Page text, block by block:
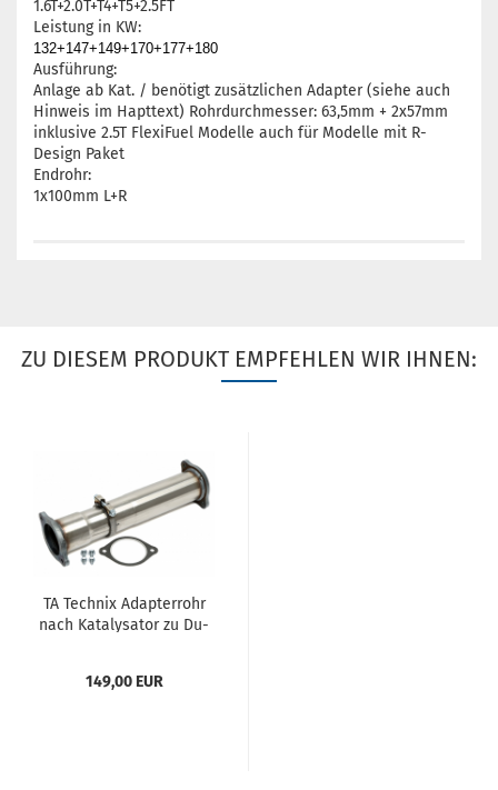
1.6T+2.0T+T4+T5+2.5FT
Leistung in KW:
132+147+149+170+177+180
Ausführung:
Anlage ab Kat. / benötigt zusätzlichen Adapter (siehe auch
Hinweis im Hapttext) Rohrdurchmesser: 63,5mm + 2x57mm
inklusive 2.5T FlexiFuel Modelle auch für Modelle mit R-
Design Paket
Endrohr:
1x100mm L+R
ZU DIESEM PRODUKT EMPFEHLEN WIR IHNEN:
TA Tech­nix Ad­ap­ter­rohr
nach Ka­ta­ly­sa­tor zu Du­
pas­send für Volvo...
149,00 EUR